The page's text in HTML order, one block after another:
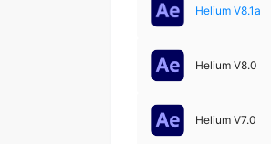
Helium V8.1a
Helium V8.0
Helium V7.0